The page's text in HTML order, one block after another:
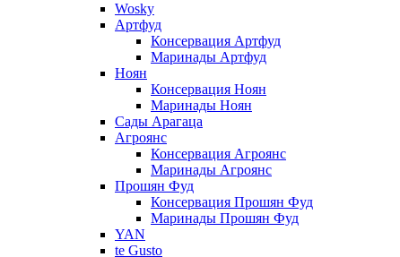
Wosky
Артфуд
Консервация Артфуд
Маринады Артфуд
Ноян
Консервация Ноян
Маринады Ноян
Сады Арагаца
Агроянс
Консервация Агроянс
Маринады Агроянс
Прошян Фуд
Консервация Прошян Фуд
Маринады Прошян Фуд
YAN
te Gusto